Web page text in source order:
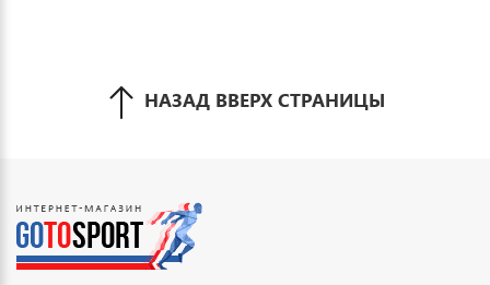
НАЗАД ВВЕРХ СТРАНИЦЫ